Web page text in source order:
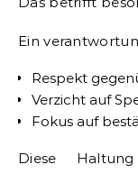
Ein
Respekt
Verzicht auf
Fokus auf
Diese